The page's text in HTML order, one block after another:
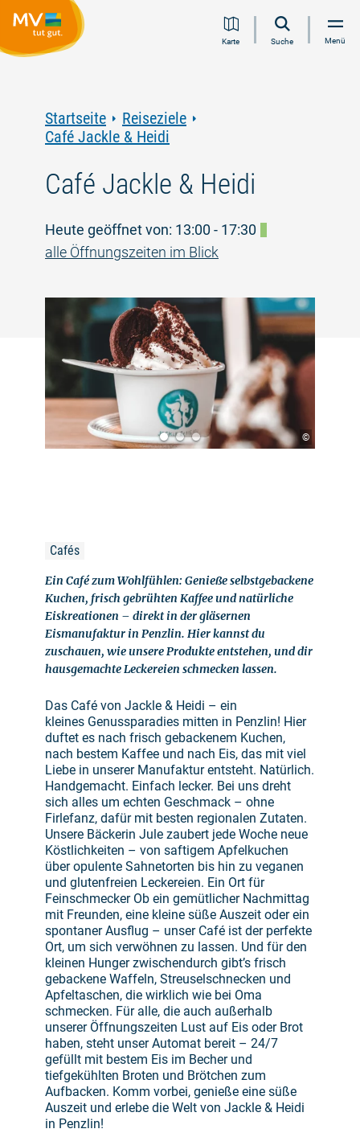
Inhalt
Navigation
Volltextsuche
FooterKarte Suche Menü
Startseite
Reiseziele
Café Jackle & Heidi
Café Jackle & Heidi
Heute geöffnet von: 13:00 - 17:30
alle Öffnungszeiten im Blick
©
Cafés
Ein Café zum Wohlfühlen: Genieße selbstgebackene
Kuchen, frisch gebrühten Kaffee und natürliche
Eiskreationen – direkt in der gläsernen
Eismanufaktur in Penzlin. Hier kannst du
zuschauen, wie unsere Produkte entstehen, und dir
hausgemachte Leckereien schmecken lassen.
Das Café von Jackle & Heidi – ein
kleines Genussparadies mitten in Penzlin! Hier
duftet es nach frisch gebackenem Kuchen,
nach bestem Kaffee und nach Eis, das mit viel
Liebe in unserer Manufaktur entsteht. Natürlich.
Handgemacht. Einfach lecker. Bei uns dreht
sich alles um echten Geschmack – ohne
Firlefanz, dafür mit besten regionalen Zutaten.
Unsere Bäckerin Jule zaubert jede Woche neue
Köstlichkeiten – von saftigem Apfelkuchen
über opulente Sahnetorten bis hin zu veganen
und glutenfreien Leckereien. Ein Ort für
Feinschmecker Ob ein gemütlicher Nachmittag
mit Freunden, eine kleine süße Auszeit oder ein
spontaner Ausflug – unser Café ist der perfekte
Ort, um sich verwöhnen zu lassen. Und für den
kleinen Hunger zwischendurch gibt’s frisch
gebackene Waffeln, Streuselschnecken und
Apfeltaschen, die wirklich wie bei Oma
schmecken. Für alle, die auch außerhalb
unserer Öffnungszeiten Lust auf Eis oder Brot
haben, steht unser Automat bereit – 24/7
gefüllt mit bestem Eis im Becher und
tiefgekühlten Broten und Brötchen zum
Aufbacken. Komm vorbei, genieße eine süße
Auszeit und erlebe die Welt von Jackle & Heidi
in Penzlin!